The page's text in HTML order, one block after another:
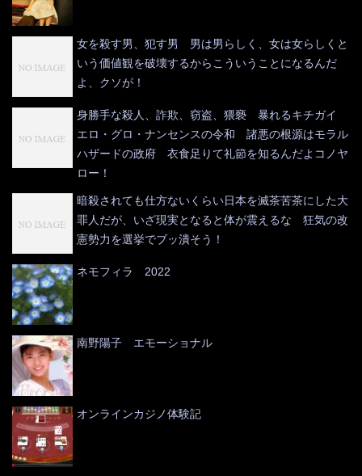
女を殺す男、犯す男 男は男らしく、女は女らしくと
いう価値観を破壊するからこういうことになるんだ
よ、クソが！
身勝手な殺人、詐欺、窃盗、猥褻 暴れるキチガイ
エロ・グロ・ナンセンスの令和 諸悪の根源はモラル
ハザードの政府 衣食足りて礼節を知るんだよコノヤ
ロー！
暗殺されても仕方ないくらい日本を滅茶苦茶にした大
罪人だが、いざ現実となると体が震えるな 狂気の改
憲勢力を選挙でブッ潰そう！
ネモフィラ 2022
南野陽子 エモーショナル
オンラインカジノ体験記